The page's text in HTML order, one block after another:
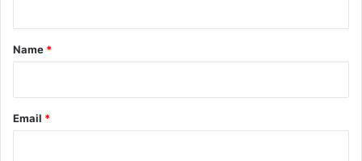
*
Name *
Email *